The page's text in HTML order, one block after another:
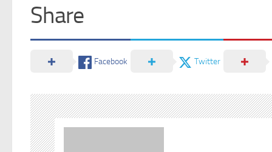
Share
Facebook Twitter